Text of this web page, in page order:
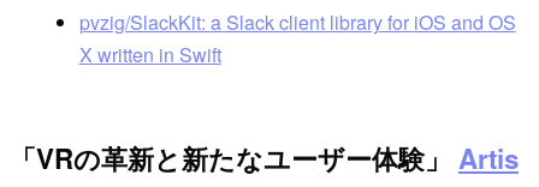
pvzig/SlackKit: a Slack client library for iOS and OS
X written in Swift
「VRの革新と新たなユーザー体験」 Artis